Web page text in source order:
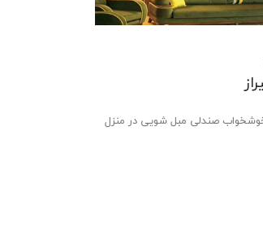
صندلی مبل شویی در منزل